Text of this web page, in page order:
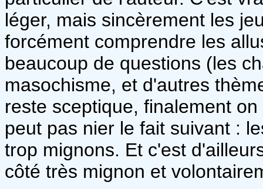
léger, mais sincèrement les
forcément comprendre les
beaucoup de questions (les
masochisme, et d'autres
reste sceptique, finalement
peut pas nier le fait suivant :
trop mignons. Et c'est
côté très mignon et